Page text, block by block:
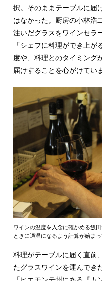
択。そのままテーブルに届
はなかった。厨房の小林浩
注いだグラスをワインセラ
「シェフに料理ができ上
度や、料理とのタイミング
届けすることを心がけてい
ワインの温度を入念に確かめる飯
ときに適温になるよう計算が始まっ
料理がテーブルに届く直前
たグラスワインを運んでき